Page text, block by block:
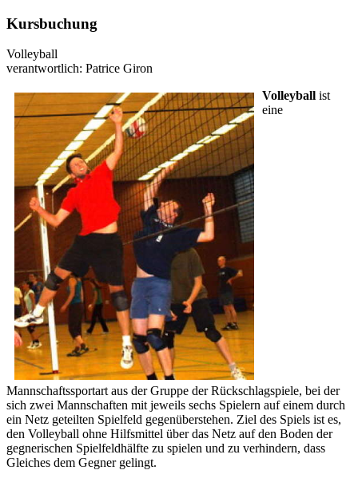
Kursbuchung
Volleyball
verantwortlich: Patrice Giron
Volleyball ist
eine
Mannschaftssportart aus der Gruppe der Rückschlagspiele, bei der
sich zwei Mannschaften mit jeweils sechs Spielern auf einem durch
ein Netz geteilten Spielfeld gegenüberstehen. Ziel des Spiels ist es,
den Volleyball ohne Hilfsmittel über das Netz auf den Boden der
gegnerischen Spielfeldhälfte zu spielen und zu verhindern, dass
Gleiches dem Gegner gelingt.